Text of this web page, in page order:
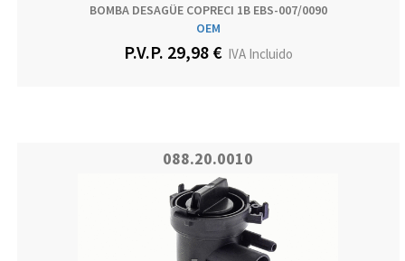
BOMBA DESAGÜE COPRECI 1B EBS-007/0090
OEM
P.V.P. 29,98 €IVA Incluido
088.20.0010